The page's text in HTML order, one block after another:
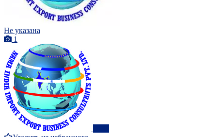
Не указана
1